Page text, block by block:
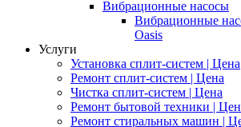
Вибрационные насосы
Вибрационные
Oasis
Услуги
Установка сплит-систем | Цена
Ремонт сплит-систем | Цена
Чистка сплит-систем | Цена
Ремонт бытовой техники |
Ремонт стиральных машин |